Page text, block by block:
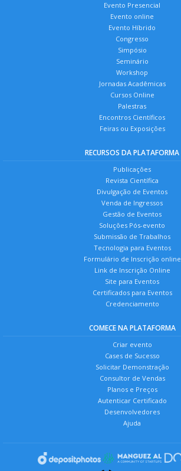
Evento Presencial
Evento online
Evento Híbrido
Congresso
Simpósio
Seminário
Workshop
Jornadas Acadêmicas
Cursos Online
Palestras
Encontros Científicos
Feiras ou Exposições
RECURSOS DA PLATAFORMA
Publicações
Revista Científica
Divulgação de Eventos
Venda de Ingressos
Gestão de Eventos
Soluções Pós-evento
Submissão de Trabalhos
Tecnologia para Eventos
Formulário de Inscrição online
Link de Inscrição Online
Site para Eventos
Certificados para Eventos
Credenciamento
COMECE NA PLATAFORMA
Criar evento
Cases de Sucesso
Solicitar Demonstração
Consultor de Vendas
Planos e Preços
Autenticar Certificado
Desenvolvedores
Ajuda